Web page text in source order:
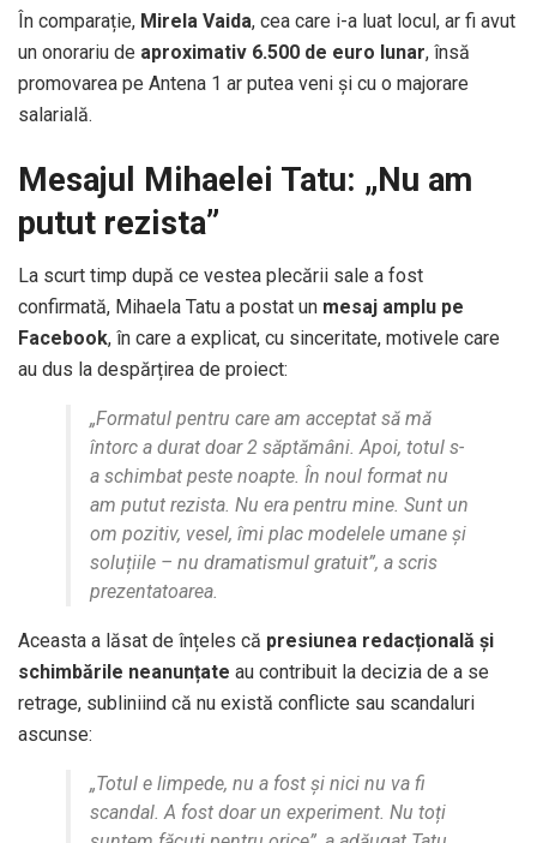
În comparație, Mirela Vaida, cea care i-a luat locul, ar fi avut
un onorariu de aproximativ 6.500 de euro lunar, însă
promovarea pe Antena 1 ar putea veni și cu o majorare
salarială.
Mesajul Mihaelei Tatu: „Nu am
putut rezista”
La scurt timp după ce vestea plecării sale a fost
confirmată, Mihaela Tatu a postat un mesaj amplu pe
Facebook, în care a explicat, cu sinceritate, motivele care
au dus la despărțirea de proiect:
„Formatul pentru care am acceptat să mă
întorc a durat doar 2 săptămâni. Apoi, totul s-
a schimbat peste noapte. În noul format nu
am putut rezista. Nu era pentru mine. Sunt un
om pozitiv, vesel, îmi plac modelele umane și
soluțiile – nu dramatismul gratuit”, a scris
prezentatoarea.
Aceasta a lăsat de înțeles că presiunea redacțională și
schimbările neanunțate au contribuit la decizia de a se
retrage, subliniind că nu există conflicte sau scandaluri
ascunse:
„Totul e limpede, nu a fost și nici nu va fi
scandal. A fost doar un experiment. Nu toți